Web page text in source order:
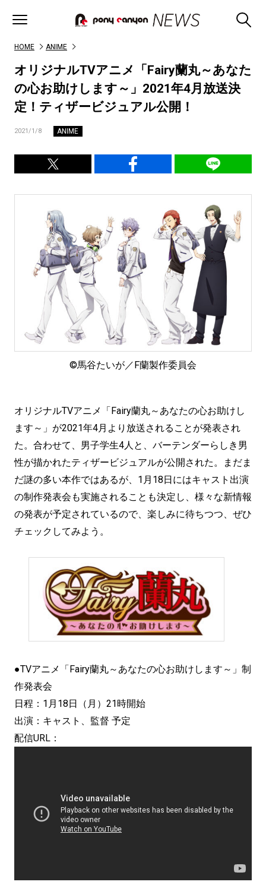
HOME ANIME
オリジナルTVアニメ「Fairy蘭丸～あなた
の心お助けします～」2021年4月放送決
定！ティザービジュアル公開！
2021/1/8 ANIME
©馬谷たいが／F蘭製作委員会
オリジナルTVアニメ「Fairy蘭丸～あなたの心お助けし
ます～」が2021年4月より放送されることが発表され
た。合わせて、男子学生4人と、バーテンダーらしき男
性が描かれたティザービジュアルが公開された。まだま
だ謎の多い本作ではあるが、1月18日にはキャスト出演
の制作発表会も実施されることも決定し、様々な新情報
の発表が予定されているので、楽しみに待ちつつ、ぜひ
チェックしてみよう。
●TVアニメ「Fairy蘭丸～あなたの心お助けします～」制
作発表会
日程：1月18日（月）21時開始
出演：キャスト、監督 予定
配信URL：